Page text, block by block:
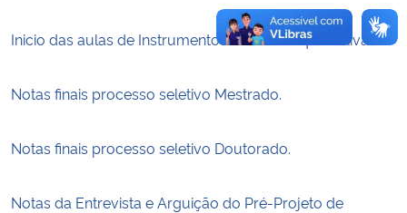
Inicio das aulas de Instrumentos e análises qualitativas
Notas finais processo seletivo Mestrado.
Notas finais processo seletivo Doutorado.
Notas da Entrevista e Arguição do Pré-Projeto de